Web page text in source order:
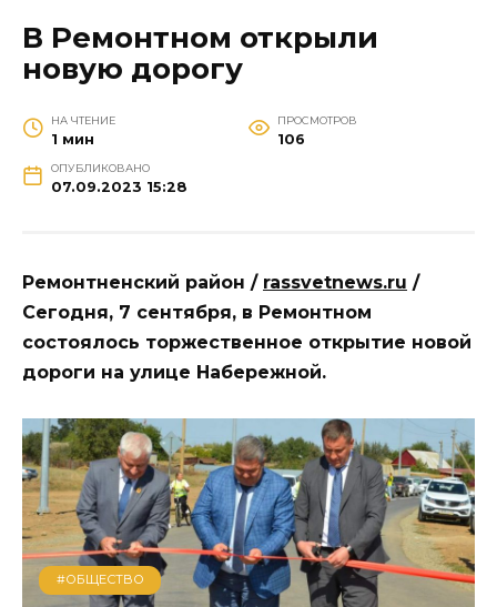
В Ремонтном открыли
новую дорогу
НА ЧТЕНИЕ
1 мин
ПРОСМОТРОВ
106
ОПУБЛИКОВАНО
07.09.2023 15:28
Ремонтненский район / rassvetnews.ru /
Сегодня, 7 сентября, в Ремонтном
состоялось торжественное открытие новой
дороги на улице Набережной.
#ОБЩЕСТВО